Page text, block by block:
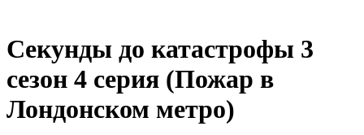
Секунды до катастрофы 3
сезон 4 серия (Пожар в
Лондонском метро)